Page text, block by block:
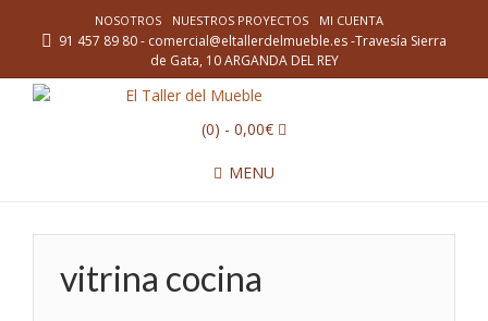
NOSOTROS NUESTROS PROYECTOS MI CUENTA
91 457 89 80 - comercial@eltallerdelmueble.es -Travesía Sierra
de Gata, 10 ARGANDA DEL REY
(0) - 0,00€
MENU
vitrina cocina